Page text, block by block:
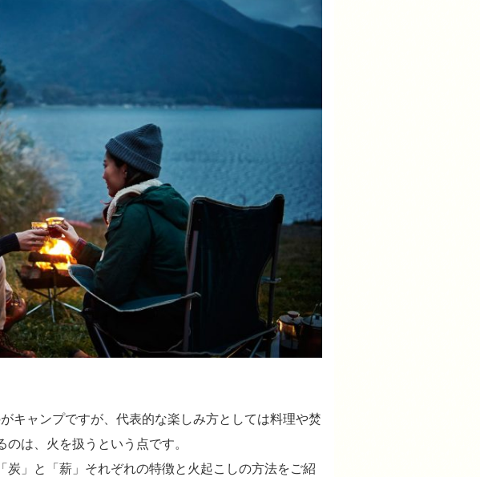
キャンプですが、代表的な楽しみ方としては料理や焚
は、火を扱うという点です。
」と「薪」それぞれの特徴と火起こしの方法をご紹